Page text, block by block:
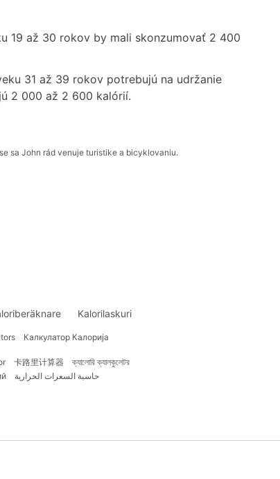
19 až 30 rokov by mali skonzumovať 2 400
31 až 39 rokov potrebujú na udržanie
2 000 až 2 600 kalórií.
sa John rád venuje turistike a bicyklovaniu.
Kalorilaskuri
Калкулатор Калорија
卡路里计算器
ক্যালোরি ক্যালকুলেটর
حاسبة السعرات الحرارية